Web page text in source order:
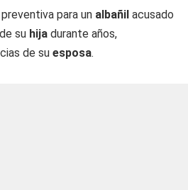
para un albañil acusado
de su hija durante años,
de su esposa.